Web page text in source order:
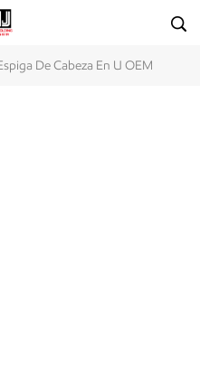
De Cabeza En U OEM